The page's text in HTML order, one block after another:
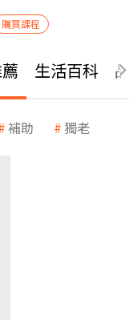
購買課程
生活百科
補助 獨老